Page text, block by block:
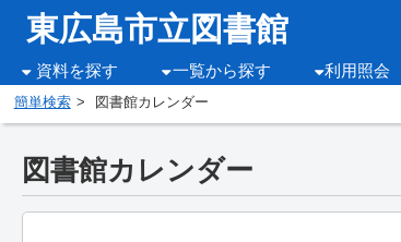
東広島市立図書館
資料を探す 一覧から探す 利用照会
簡単検索 図書館カレンダー
図書館カレンダー